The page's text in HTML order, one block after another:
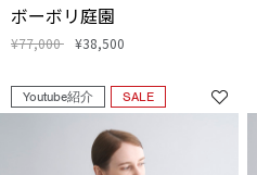
ボーボリ庭園
¥77,000 ¥38,500
Youtube紹介 SALE